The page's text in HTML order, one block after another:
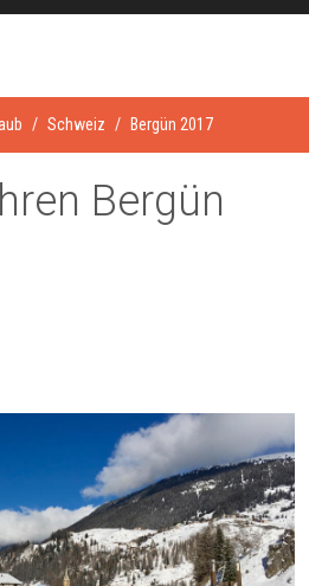
Schweiz Bergün 2017
Bergün